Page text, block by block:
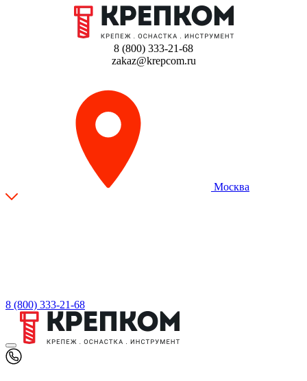
8 (800) 333-21-68
zakaz@krepcom.ru
Москва
8 (800) 333-21-68